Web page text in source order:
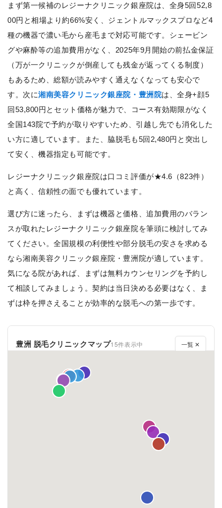
まず第一候補のレジーナクリニック銀座院は、全身5回52,8
00円と相場より約66%安く、ジェントルマックスプロなど4
種の機器で濃い毛から産毛まで対応可能です。シェービン
グや麻酔等の追加費用がなく、2025年9月開始の前払金保証
（万が一クリニックが倒産しても残金が返ってくる制度）
もあるため、総額が読みやすく通えなくなっても安心で
す。次に湘南美容クリニック銀座院・豊洲院は、全身+顔5
回53,800円とセット価格が魅力で、コース有効期限がなく
全国143院で予約が取りやすいため、引越し先でも消化した
い方に適しています。また、脇脱毛も5回2,480円と突出し
て安く、機器指定も可能です。
レジーナクリニック銀座院は口コミ評価が★4.6（823件）
と高く、信頼性の面でも優れています。
選び方に迷ったら、まずは機器と価格、追加費用のバラン
スが取れたレジーナクリニック銀座院を筆頭に検討してみ
てください。全国規模の利便性や部分脱毛の安さを求める
なら湘南美容クリニック銀座院・豊洲院が適しています。
気になる院があれば、まずは無料カウンセリングを予約し
て相談してみましょう。契約は当日決める必要はなく、ま
ずは枠を押さえることが効率的な脱毛への第一歩です。
豊洲 脱毛クリニックマップ15件表示中 一覧 ✕